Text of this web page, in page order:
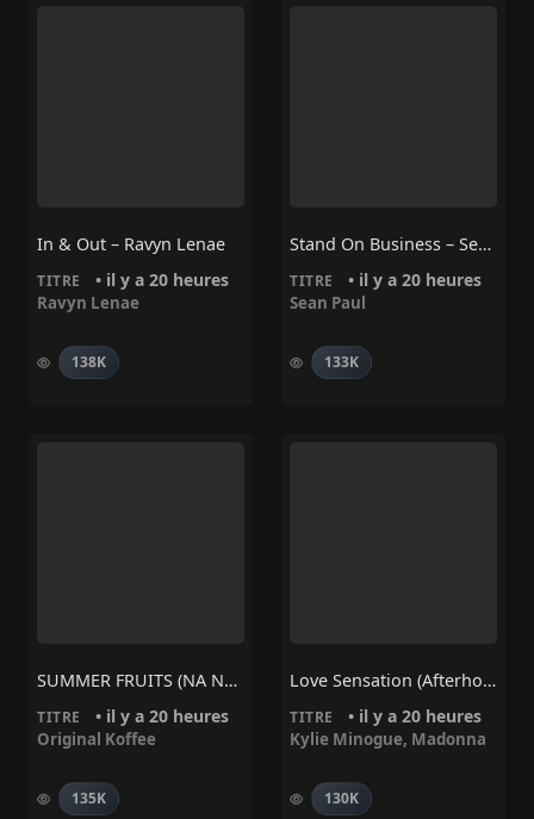
In & Out – Ravyn Lenae
TITRE • il y a 20 heures
Ravyn Lenae
138K
Stand On Business – Sean Paul
TITRE • il y a 20 heures
Sean Paul
133K
SUMMER FRUITS (NA NA) – Original Koffee
TITRE • il y a 20 heures
Original Koffee
135K
Love Sensation (Afterhours Mix) – Madonna, Kylie Minogue
TITRE • il y a 20 heures
Kylie Minogue, Madonna
130K